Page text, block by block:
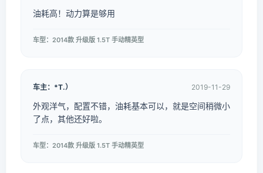
油耗高！动力算是够用
车型：2014款 升级版 1.5T 手动精英型
车主：*T.） 2019-11-29
外观洋气，配置不错，油耗基本可以，就是空间稍微小
了点，其他还好啦。
车型：2014款 升级版 1.5T 手动精英型